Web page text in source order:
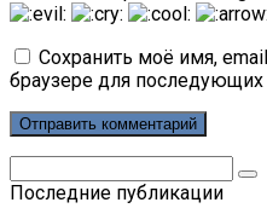
Сохранить моё имя,
браузере для
Последние публикации